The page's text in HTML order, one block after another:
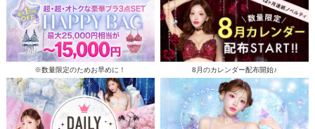
※数量限定のためお早めに！ 8月のカレンダー配布開始♪